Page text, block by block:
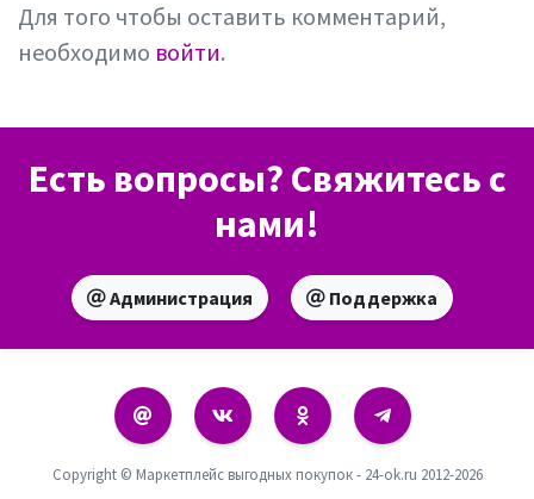
Для того чтобы оставить комментарий,
необходимо войти.
Есть вопросы? Свяжитесь с
нами!
Администрация Поддержка
Copyright © Маркетплейс выгодных покупок - 24-ok.ru 2012-2026